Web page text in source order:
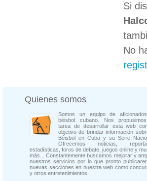
Si
No
Quienes somos
Somos un equipo de
béisbol cubano. Nos
tarea de desarrollar esta web
objetivo de brindar información
Béisbol en Cuba y su Serie
Ofrecemos noticias,
estadísticas, foros de debate, juegos online y
más... Constantemente buscamos mejorar y
nuestros servicios por lo que pronto
nuevas secciones en nuestra web como
y otros entretenimientos.